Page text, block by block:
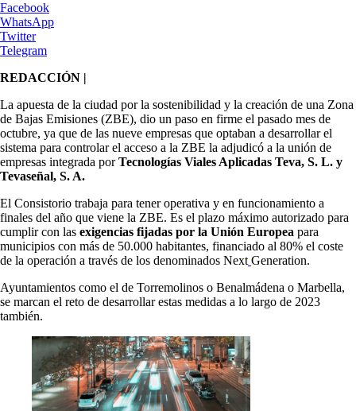
Facebook
WhatsApp
Twitter
Telegram
REDACCIÓN |
La apuesta de la ciudad por la sostenibilidad y la creación de una Zona
de Bajas Emisiones (ZBE), dio un paso en firme el pasado mes de
octubre, ya que de las nueve empresas que optaban a desarrollar el
sistema para controlar el acceso a la ZBE la adjudicó a la unión de
empresas integrada porTecnologías Viales Aplicadas Teva, S. L. y
Tevaseñal, S. A.
El Consistorio trabaja para tener operativa y en funcionamiento a
finales del año que viene la ZBE. Es el plazo máximo autorizado para
cumplir con las exigencias fijadas por la Unión Europea para
municipios con más de 50.000 habitantes, financiado al 80% el coste
de la operación a través de los denominados Next Generation.
Ayuntamientos como el de Torremolinos o Benalmádena o Marbella,
se marcan el reto de desarrollar estas medidas a lo largo de 2023
también.